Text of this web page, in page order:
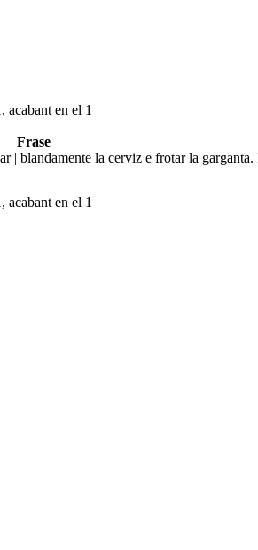
acabant en el 1
Frase
| blandamente la cerviz e frotar la
acabant en el 1